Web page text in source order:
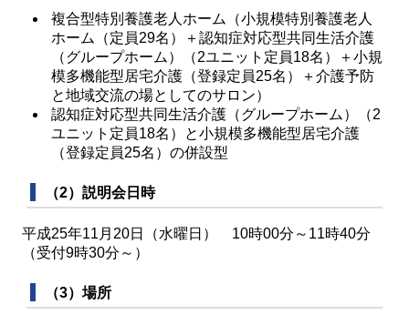
複合型特別養護老人ホーム（小規模特別養護老人
ホーム（定員29名）＋認知症対応型共同生活介護
（グループホーム）（2ユニット定員18名）＋小規
模多機能型居宅介護（登録定員25名）＋介護予防
と地域交流の場としてのサロン）
認知症対応型共同生活介護（グループホーム）（2
ユニット定員18名）と小規模多機能型居宅介護
（登録定員25名）の併設型
（2）説明会日時
平成25年11月20日（水曜日） 10時00分～11時40分
（受付9時30分～）
（3）場所